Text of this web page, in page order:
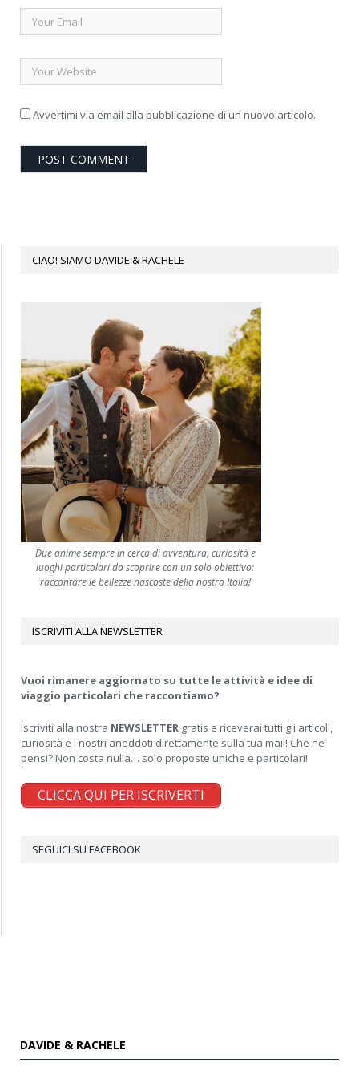
Avvertimi via email alla pubblicazione di un nuovo articolo.
CIAO! SIAMO DAVIDE & RACHELE
Due anime sempre in cerca di avventura, curiosità e
luoghi particolari da scoprire con un solo obiettivo:
raccontare le bellezze nascoste della nostra Italia!
ISCRIVITI ALLA NEWSLETTER
Vuoi rimanere aggiornato su tutte le attività e idee di
viaggio particolari che raccontiamo?
Iscriviti alla nostra NEWSLETTER gratis e riceverai tutti gli articoli,
curiosità e i nostri aneddoti direttamente sulla tua mail! Che ne
pensi? Non costa nulla… solo proposte uniche e particolari!
CLICCA QUI PER ISCRIVERTI
SEGUICI SU FACEBOOK
DAVIDE & RACHELE